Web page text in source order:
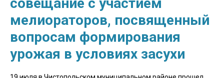
мелиораторов, посвященный
вопросам формирования
урожая в условиях засухи